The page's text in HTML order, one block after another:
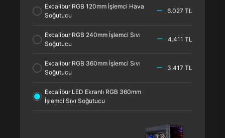
Excalibur RGB 120mm İşlemci Hava
Soğutucu
6.027 TL
Excalibur RGB 240mm İşlemci Sıvı
Soğutucu
4.411 TL
Excalibur RGB 360mm İşlemci Sıvı
Soğutucu
3.417 TL
Excalibur LED Ekranlı RGB 360mm
İşlemci Sıvı Soğutucu